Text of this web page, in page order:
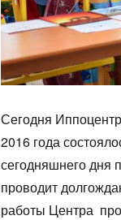
Сегодня
2016 года
сегодняшнего дня
проводит
работы Центра